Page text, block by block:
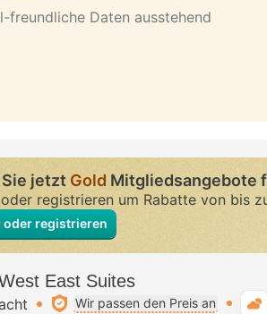
freundliche Daten ausstehend
Sie jetztGoldMitgliedsangebote
registrieren um Rabatte von bis
oder registrieren
East Suites
Wir passen den Preis an